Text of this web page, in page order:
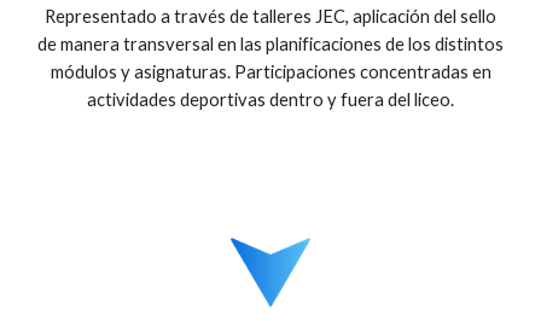
Representado a través de talleres JEC, aplicación del sello
de manera transversal en las planificaciones de los distintos
módulos y asignaturas. Participaciones concentradas en
actividades deportivas dentro y fuera del liceo.